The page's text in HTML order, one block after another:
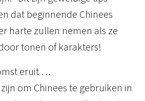
dat beginnende Chinees
harte zullen nemen als ze
tonen of karakters!
eruit …
om Chinees te gebruiken in